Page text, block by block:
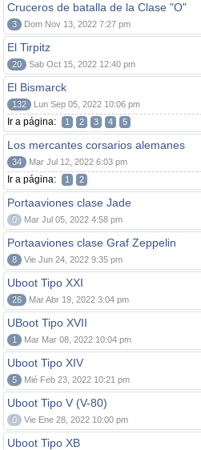
Cruceros de batalla de la Clase "O"
3 Dom Nov 13, 2022 7:27 pm
El Tirpitz
20 Sab Oct 15, 2022 12:40 pm
El Bismarck
132 Lun Sep 05, 2022 10:06 pm
Ir a página: 1 2 3 4 5
Los mercantes corsarios alemanes
34 Mar Jul 12, 2022 6:03 pm
Ir a página: 1 2
Portaaviones clase Jade
0 Mar Jul 05, 2022 4:58 pm
Portaaviones clase Graf Zeppelin
8 Vie Jun 24, 2022 9:35 pm
Uboot Tipo XXI
26 Mar Abr 19, 2022 3:04 pm
UBoot Tipo XVII
1 Mar Mar 08, 2022 10:04 pm
Uboot Tipo XIV
5 Mié Feb 23, 2022 10:21 pm
Uboot Tipo V (V-80)
0 Vie Ene 28, 2022 10:00 pm
Uboot Tipo XB